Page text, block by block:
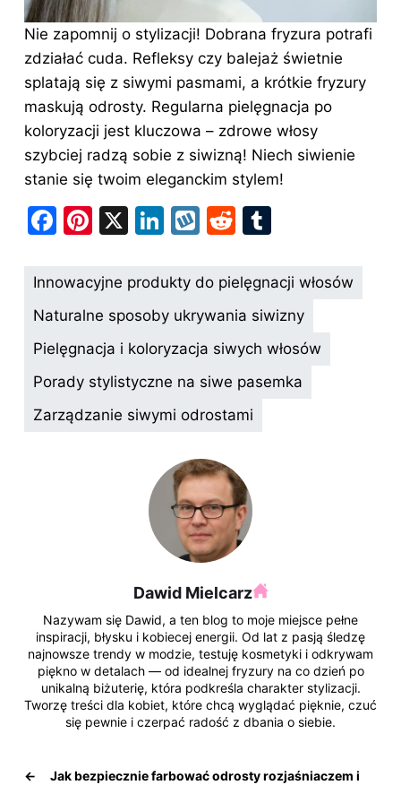
Nie zapomnij o stylizacji! Dobrana fryzura potrafi
zdziałać cuda. Refleksy czy balejaż świetnie
splatają się z siwymi pasmami, a krótkie fryzury
maskują odrosty. Regularna pielęgnacja po
koloryzacji jest kluczowa – zdrowe włosy
szybciej radzą sobie z siwizną! Niech siwienie
stanie się twoim eleganckim stylem!
F
c
e
b
o
o
k
Pi
er
e
st
X
Li
k
e
dI
n
W
k
o
p
R
d
di
m
bl
r
Innowacyjne produkty do pielęgnacji włosów
Naturalne sposoby ukrywania siwizny
Pielęgnacja i koloryzacja siwych włosów
Porady stylistyczne na siwe pasemka
Zarządzanie siwymi odrostami
Dawid Mielcarz
Nazywam się Dawid, a ten blog to moje miejsce pełne
inspiracji, błysku i kobiecej energii. Od lat z pasją śledzę
najnowsze trendy w modzie, testuję kosmetyki i odkrywam
piękno w detalach — od idealnej fryzury na co dzień po
unikalną biżuterię, która podkreśla charakter stylizacji.
Tworzę treści dla kobiet, które chcą wyglądać pięknie, czuć
się pewnie i czerpać radość z dbania o siebie.
←
Jak bezpiecznie farbować odrosty rozjaśniaczem i